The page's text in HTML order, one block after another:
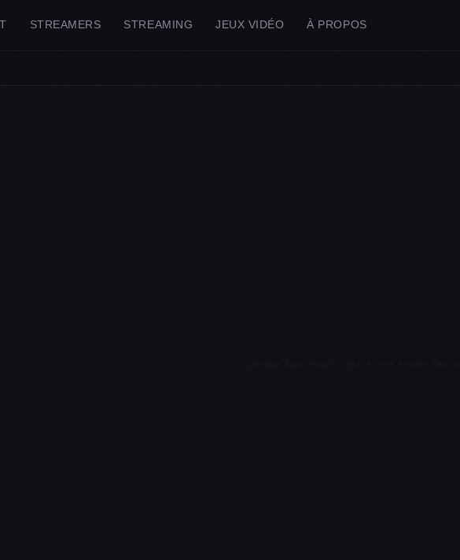
STREAMERS STREAMING JEUX VIDÉO À PROPOS